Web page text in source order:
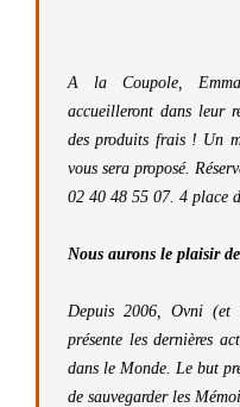
A la Coupole,
accueilleront dans leur
des produits frais ! Un
vous sera proposé.
02 40 48 55 07. 4 place
Nous aurons le plaisir
Depuis 2006, Ovni (et
présente les dernières
dans le Monde. Le but
de sauvegarder les